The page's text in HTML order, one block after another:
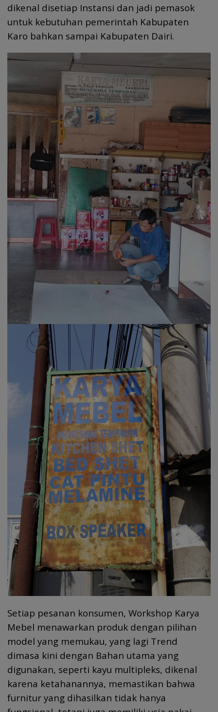
dikenal disetiap Instansi dan jadi pemasok
untuk kebutuhan pemerintah Kabupaten
Karo bahkan sampai Kabupaten Dairi.
Setiap pesanan konsumen, Workshop Karya
Mebel menawarkan produk dengan pilihan
model yang memukau, yang lagi Trend
dimasa kini dengan Bahan utama yang
digunakan, seperti kayu multipleks, dikenal
karena ketahanannya, memastikan bahwa
furnitur yang dihasilkan tidak hanya